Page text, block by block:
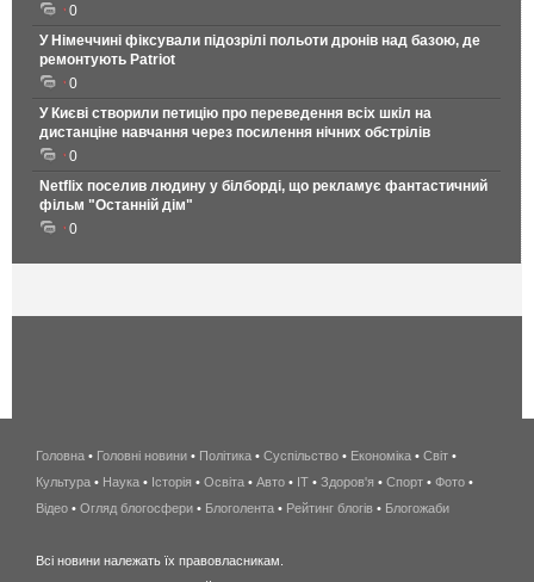
0
У Німеччині фіксували підозрілі польоти дронів над базою, де
ремонтують Patriot
0
У Києві створили петицію про переведення всіх шкіл на
дистанціне навчання через посилення нічних обстрілів
0
Netflix поселив людину у білборді, що рекламує фантастичний
фільм "Останній дім"
0
беспроводной
интернет
киев
Головна • Головні новини • Політика • Суспільство • Економіка • Світ •
Культура • Наука • Історія • Освіта • Авто • IT • Здоров'я • Спорт • Фото •
Відео • Огляд блогосфери • Блоголента • Рейтинг блогів • Блогожаби
Всі новини належать їх правовласникам.